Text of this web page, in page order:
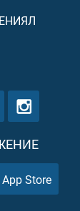
App Store